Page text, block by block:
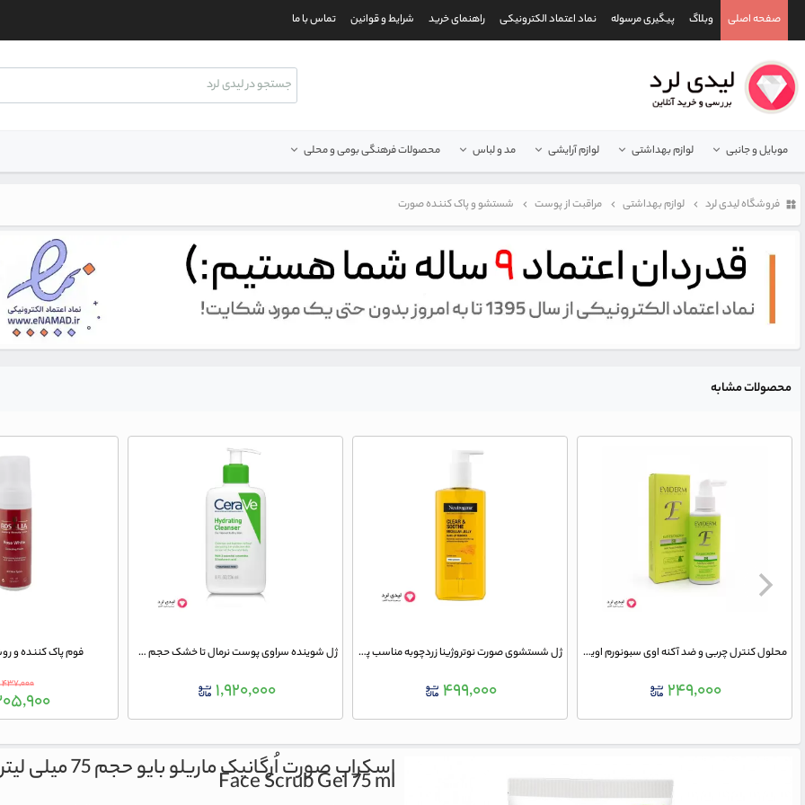
صفحه اصلی وبلاگ پیگیری مرسوله نماد اعتماد الکترونیکی راهنمای خرید شرایط و قوانین تماس با ما
موبایل و جانبی لوازم بهداشتی لوازم آرایشی مد و لباس محصولات فرهنگی بومی و محلی
فروشگاه لیدی لرد لوازم بهداشتی مراقبت از پوست شستشو و پاک کننده صورت
محصولات مشابه
محلول کنترل چربی و ضد آکنه اوی سبونورم اویدرم
۲۴۹,۰۰۰
ژل شستشوی صورت نوتروژینا زردچوبه مناسب پوست نرمال مدل Soothing and Clear حجم 200 میلی لیتر
۴۹۹,۰۰۰
ژل شوینده سراوی پوست نرمال تا خشک حجم 236 میلی لیتر
۱,۹۲۰,۰۰۰
فوم پاک کننده و
۴۳۷,۰۰۰
اسکراب صورت اُرگانیک ماریلو بایو حجم 75 میلی لیتر
Face Scrub Gel 75 ml